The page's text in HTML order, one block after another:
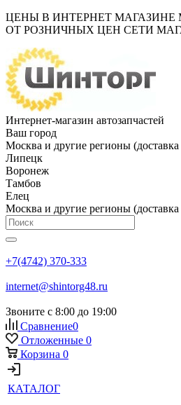
ЦЕНЫ В ИНТЕРНЕТ МАГАЗИНЕ
ОТ РОЗНИЧНЫХ ЦЕН СЕТИ
Интернет-магазин автозапчастей
Ваш город
Москва и другие регионы
Липецк
Воронеж
Тамбов
Елец
Москва и другие регионы
+7(4742) 370-333
internet@shintorg48.ru
Звоните с 8:00 до 19:00
Сравнение0
Отложенные 0
Корзина 0
КАТАЛОГ